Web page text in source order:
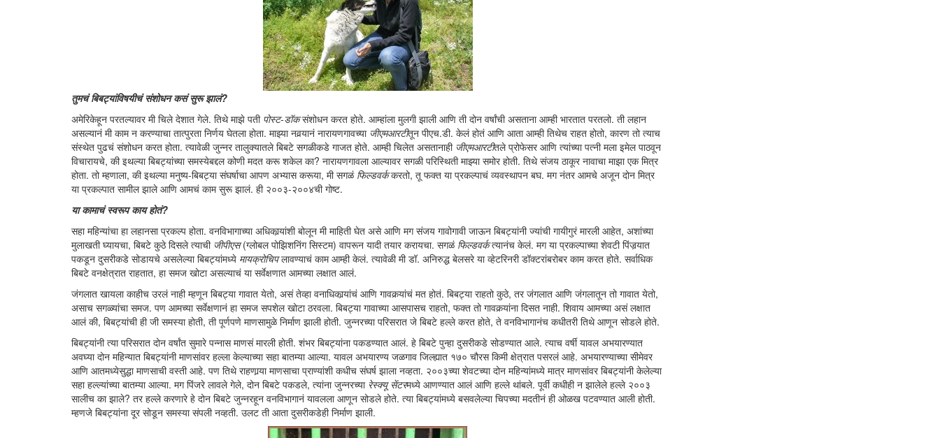
तुमचं बिबट्यांविषयीचं संशोधन कसं सुरू झालं?
अमेरिकेहून परतल्यावर मी चिले देशात गेले. तिथे माझे पती पोस्ट-डॉकसंशोधन करत होते. आम्हांला मुलगी झाली आणि ती दोन वर्षांची असताना आम्ही भारतात परतलो. ती लहान
असल्यानं मी काम न करण्याचा तात्पुरता निर्णय घेतला होता. माझ्या नवर्‍यानं नारायणगावच्या जीएमआरटीतून पीएच.डी. केलं होतं आणि आता आम्ही तिथेच राहत होतो, कारण तो त्याच
संस्थेत पुढचं संशोधन करत होता. त्यावेळी जुन्नर तालुक्यातले बिबटे सगळीकडे गाजत होते. आम्ही चिलेत असतानाही जीएमआरटीतले प्रोफेसर आणि त्यांच्या पत्नी मला इमेल पाठवून
विचारायचे, की इथल्या बिबट्यांच्या समस्येबद्दल कोणी मदत करू शकेल का? नारायणगावला आल्यावर सगळी परिस्थिती माझ्या समोर होती. तिथे संजय ठाकूर नावाचा माझा एक मित्र
होता. तो म्हणाला, की इथल्या मनुष्य-बिबट्या संघर्षाचा आपण अभ्यास करूया, मी सगळं फिल्डवर्ककरतो, तू फक्त या प्रकल्पाचं व्यवस्थापन बघ. मग नंतर आमचे अजून दोन मित्र
या प्रकल्पात सामील झाले आणि आमचं काम सुरू झालं. ही २००३-२००४ची गोष्ट.
या कामाचं स्वरूप काय होतं?
सहा महिन्यांचा हा लहानसा प्रकल्प होता. वनविभागाच्या अधिकार्‍यांशी बोलून मी माहिती घेत असे आणि मग संजय गावोगावी जाऊन बिबट्यांनी ज्यांची गायीगुरं मारली आहेत, अशांच्या
मुलाखती घ्यायचा, बिबटे कुठे दिसले त्याची जीपीएस(ग्लोबल पोझिशनिंग सिस्टम) वापरून यादी तयार करायचा. सगळं फिल्डवर्कत्यानंच केलं. मग या प्रकल्पाच्या शेवटी पिंजर्‍यात
पकडून दुसरीकडे सोडायचे असलेल्या बिबट्यांमध्ये मायक्रोचिपलावण्याचं काम आम्ही केलं. त्यावेळी मी डॉ. अनिरुद्ध बेलसरे या व्हेटरिनरी डॉक्टरांबरोबर काम करत होते. सर्वाधिक
बिबटे वनक्षेत्रात राहतात, हा समज खोटा असल्याचं या सर्वेक्षणात आमच्या लक्षात आलं.
जंगलात खायला काहीच उरलं नाही म्हणून बिबट्या गावात येतो, असं तेव्हा वनाधिकार्‍यांचं आणि गावकर्‍यांचं मत होतं. बिबट्या राहतो कुठे, तर जंगलात आणि जंगलातून तो गावात येतो,
असाच सगळ्यांचा समज. पण आमच्या सर्वेक्षणानं हा समज सपशेल खोटा ठरवला. बिबट्या गावाच्या आसपासच राहतो, फक्त तो गावकर्‍यांना दिसत नाही. शिवाय आमच्या असं लक्षात
आलं की, बिबट्यांची ही जी समस्या होती, ती पूर्णपणे माणसामुळे निर्माण झाली होती. जुन्नरच्या परिसरात जे बिबटे हल्ले करत होते, ते वनविभागानंच कधीतरी तिथे आणून सोडले होते.
बिबट्यांनी त्या परिसरात दोन वर्षांत सुमारे पन्नास माणसं मारली होती. शंभर बिबट्यांना पकडण्यात आलं. हे बिबटे पुन्हा दुसरीकडे सोडण्यात आले. त्याच वर्षी यावल अभयारण्यात
अवघ्या दोन महिन्यात बिबट्यांनी माणसांवर हल्ला केल्याच्या सहा बातम्या आल्या. यावल अभयारण्य जळगाव जिल्ह्यात १७० चौरस किमी क्षेत्रात पसरलं आहे. अभयारण्याच्या सीमेवर
आणि आतमध्येसुद्धा माणसाची वस्ती आहे. पण तिथे राहणार्‍या माणसाचा प्राण्यांशी कधीच संघर्ष झाला नव्हता. २००३च्या शेवटच्या दोन महिन्यांमध्ये मात्र माणसांवर बिबट्यांनी केलेल्या
सहा हल्ल्यांच्या बातम्या आल्या. मग पिंजरे लावले गेले, दोन बिबटे पकडले, त्यांना जुन्नरच्या रेस्क्यू सेंटरमध्ये आणण्यात आलं आणि हल्ले थांबले. पूर्वी कधीही न झालेले हल्ले २००३
सालीच का झाले? तर हल्ले करणारे हे दोन बिबटे जुन्नरहून वनविभागानं यावलला आणून सोडले होते. त्या बिबट्यांमध्ये बसवलेल्या चिपच्या मदतीनं ही ओळख पटवण्यात आली होती.
म्हणजे बिबट्यांना दूर सोडून समस्या संपली नव्हती. उलट ती आता दुसरीकडेही निर्माण झाली.